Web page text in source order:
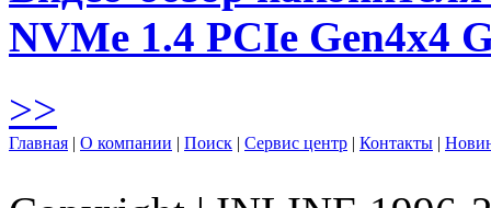
NVMe 1.4 PCIe Gen4х4
>>
Главная | О компании | Поиск | Сервис центр | Контакты |